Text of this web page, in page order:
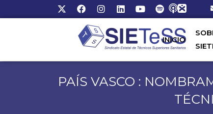
INICIO
PAÍS VASCO :